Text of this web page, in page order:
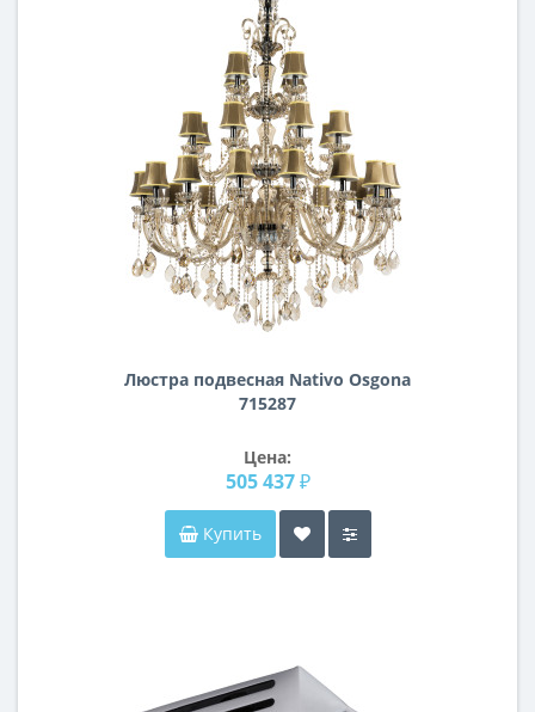
Люстра подвесная Nativo Osgona
715287
Цена:
505 437 ₽
Купить